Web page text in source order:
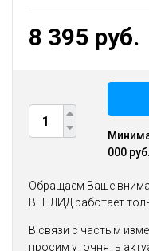
8 395 руб.
000 руб.
Обращаем Ваше
ВЕНЛИД работает
В связи с частым
просим уточнять